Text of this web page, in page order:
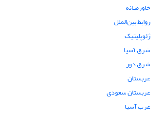
خاورمیانه
روابط بین‌الملل
ژئوپلیتیک
شرق آسیا
شرق دور
عربستان
عربستان سعودی
غرب آسیا